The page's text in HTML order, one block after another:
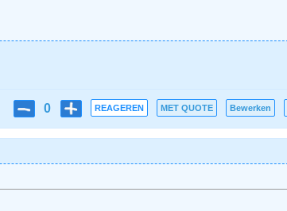
0 REAGEREN MET QUOTE Bewerken